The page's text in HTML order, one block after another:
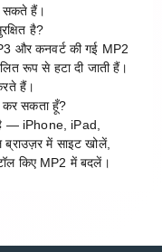
सकते हैं।
है?
और कनवर्ट की गई MP2
रूप से हटा दी जाती हैं।
हैं।
कर सकता हूँ?
है — iPhone, iPad,
में साइट खोलें,
किए MP2 में बदलें।